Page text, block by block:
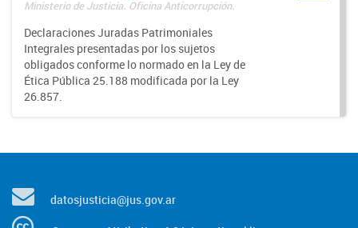
Ministerio de Justicia. Oficina Anticorrupción.
Declaraciones Juradas Patrimoniales
Integrales presentadas por los sujetos
obligados conforme lo normado en la Ley de
Ética Pública 25.188 modificada por la Ley
26.857.
datosjusticia@jus.gov.ar